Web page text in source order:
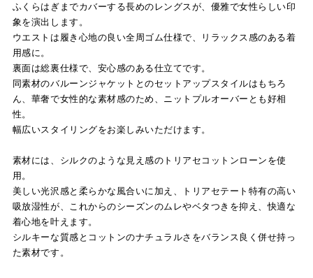
ふくらはぎまでカバーする長めのレングスが、優雅で女性らしい印
象を演出します。
ウエストは履き心地の良い全周ゴム仕様で、リラックス感のある着
用感に。
裏面は総裏仕様で、安心感のある仕立てです。
同素材のバルーンジャケットとのセットアップスタイルはもちろ
ん、華奢で女性的な素材感のため、ニットプルオーバーとも好相
性。
幅広いスタイリングをお楽しみいただけます。
素材には、シルクのような見え感のトリアセコットンローンを使
用。
美しい光沢感と柔らかな風合いに加え、トリアセテート特有の高い
吸放湿性が、これからのシーズンのムレやベタつきを抑え、快適な
着心地を叶えます。
シルキーな質感とコットンのナチュラルさをバランス良く併せ持っ
た素材です。